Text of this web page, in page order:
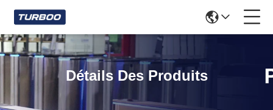
Détails Des Produits